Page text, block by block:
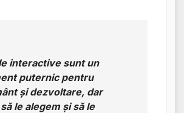
interactive sunt un
puternic pentru
și dezvoltare, dar
le alegem și să le